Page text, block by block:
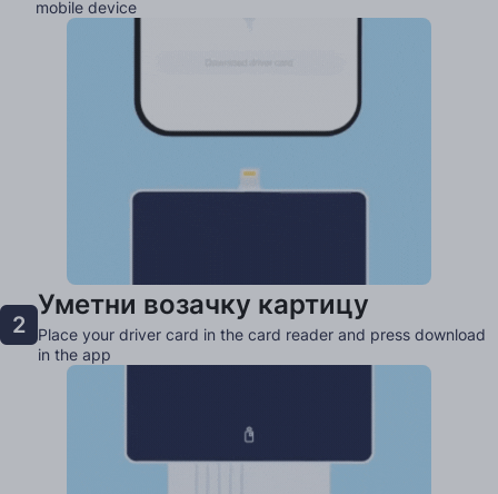
mobile device
2
Уметни возачку картицу
Place your driver card in the card reader and press download
in the app